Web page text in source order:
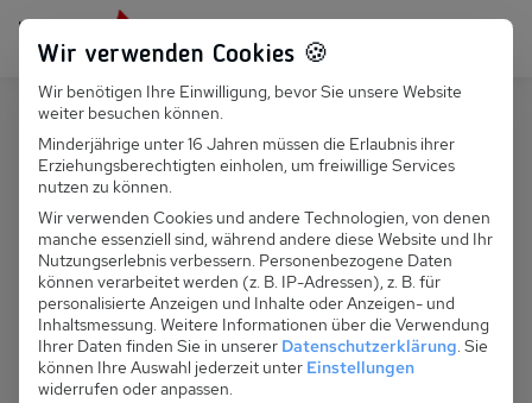
Persönlich für dich da: +49 251 899 050
Suchfeld
Suchen
D 186.054A - Residenz Bollwark
Typ E
Wir verwenden Cookies 🍪
Wir benötigen Ihre Einwilligung, bevor Sie unsere Website
weiter besuchen können.
Minderjährige unter 16 Jahren müssen die Erlaubnis ihrer
Erziehungsberechtigten einholen, um freiwillige Services
nutzen zu können.
Wir verwenden Cookies und andere Technologien, von denen
manche essenziell sind, während andere diese Website und Ihr
Nutzungserlebnis verbessern. Personenbezogene Daten
können verarbeitet werden (z. B. IP-Adressen), z. B. für
personalisierte Anzeigen und Inhalte oder Anzeigen- und
Inhaltsmessung. Weitere Informationen über die Verwendung
Ihrer Daten finden Sie in unserer Datenschutzerklärung. Sie
können Ihre Auswahl jederzeit unter Einstellungen
widerrufen oder anpassen.